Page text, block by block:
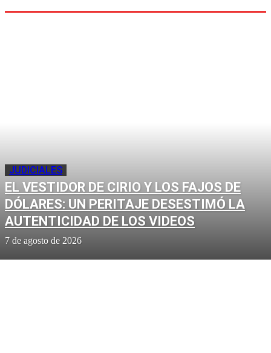
JUDICIALES
EL VESTIDOR DE CIRIO Y LOS FAJOS DE
DÓLARES: UN PERITAJE DESESTIMÓ LA
AUTENTICIDAD DE LOS VIDEOS
7 de agosto de 2026